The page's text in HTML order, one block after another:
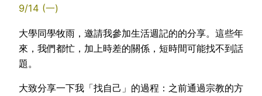
9/14 (一)
大學同學牧雨，邀請我參加生活週記的的分享。這些年
來，我們都忙，加上時差的關係，短時間可能找不到話
題。
大致分享一下我「找自己」的過程：之前通過宗教的方